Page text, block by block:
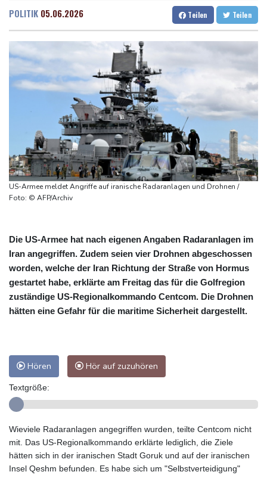
Dresden
Wien
24 °C
Baden-Baden
20 °C
Medien: Türkischer Präsident Erdogan zu Dreiergipfel in Saudi-
Deutsche Industrieproduktion zeigt sich widerstandsfähig -
Rekordstand bei Exporten
Weniger Falschgeld im ersten Halbjahr im Umlauf
Anhaltende Trockenheit: Rheinpegel bei Düsseldorf auf
historischem Tief
Urteil: Nähe zu Muslimbruderschaft kann Verbeamtung
entgegenstehen
Nationaler Sicherheitsrat mit Merz hat zu Drohnenvorfall in
Leipzig getagt
POLITIK 05.06.2026 Teilen Teilen
US-Armee meldet Angriffe auf iranische Radaranlagen und Drohnen /
Foto: © AFP/Archiv
Die US-Armee hat nach eigenen Angaben Radaranlagen im
Iran angegriffen. Zudem seien vier Drohnen abgeschossen
worden, welche der Iran Richtung der Straße von Hormus
gestartet habe, erklärte am Freitag das für die Golfregion
zuständige US-Regionalkommando Centcom. Die Drohnen
hätten eine Gefahr für die maritime Sicherheit dargestellt.
Hören Hör auf zuzuhören
Textgröße:
Wieviele Radaranlagen angegriffen wurden, teilte Centcom nicht
mit. Das US-Regionalkommando erklärte lediglich, die Ziele
hätten sich in der iranischen Stadt Goruk und auf der iranischen
Insel Qeshm befunden. Es habe sich um "Selbstverteidigung"